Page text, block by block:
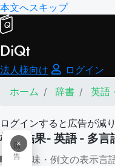
本文へスキップ
DiQt
法人様向け
ログイン
ホーム
辞書 英語
ログインすると広告が減
×
広
告
検索結果- 英語 - 多言
意味・例文の表示言